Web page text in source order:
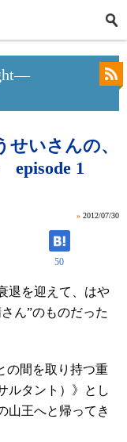
いさんの、
1
» 2012/07/30
50
退を迎えて、はや
ん”のものだった
の間を取り持つ重
ルタント）》とし
山王へと帰ってき